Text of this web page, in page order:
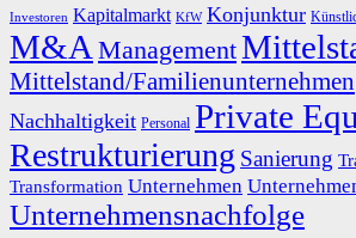
Investoren Kapitalmarkt KfW Konjunktur
M&A Management
Mittelstand/Familienunternehmen
Nachhaltigkeit Personal Private
Restrukturierung Sanierung
Transformation Unternehmen
Unternehmensnachfolge